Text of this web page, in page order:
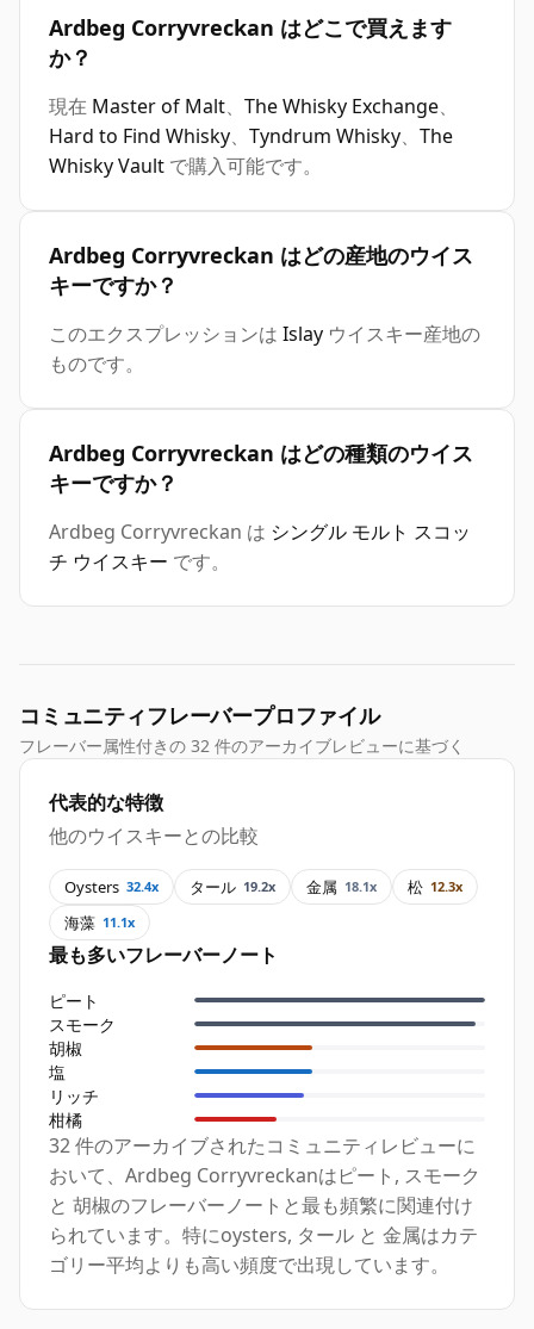
Ardbeg Corryvreckan はどこで買えます
か？
現在 Master of Malt、 The Whisky Exchange、
Hard to Find Whisky、 Tyndrum Whisky、 The
Whisky Vault で購入可能です。
Ardbeg Corryvreckan はどの産地のウイス
キーですか？
このエクスプレッションは Islay ウイスキー産地の
ものです。
Ardbeg Corryvreckan はどの種類のウイス
キーですか？
Ardbeg Corryvreckan は シングル モルト スコッ
チ ウイスキー です。
コミュニティフレーバープロファイル
フレーバー属性付きの 32 件のアーカイブレビューに基づく
代表的な特徴
他のウイスキーとの比較
Oysters 32.4x タール 19.2x 金属 18.1x 松 12.3x
海藻 11.1x
最も多いフレーバーノート
ピート
スモーク
胡椒
塩
リッチ
柑橘
32 件のアーカイブされたコミュニティレビューに
おいて、Ardbeg Corryvreckanはピート, スモーク
と 胡椒のフレーバーノートと最も頻繁に関連付け
られています。特にoysters, タール と 金属はカテ
ゴリー平均よりも高い頻度で出現しています。